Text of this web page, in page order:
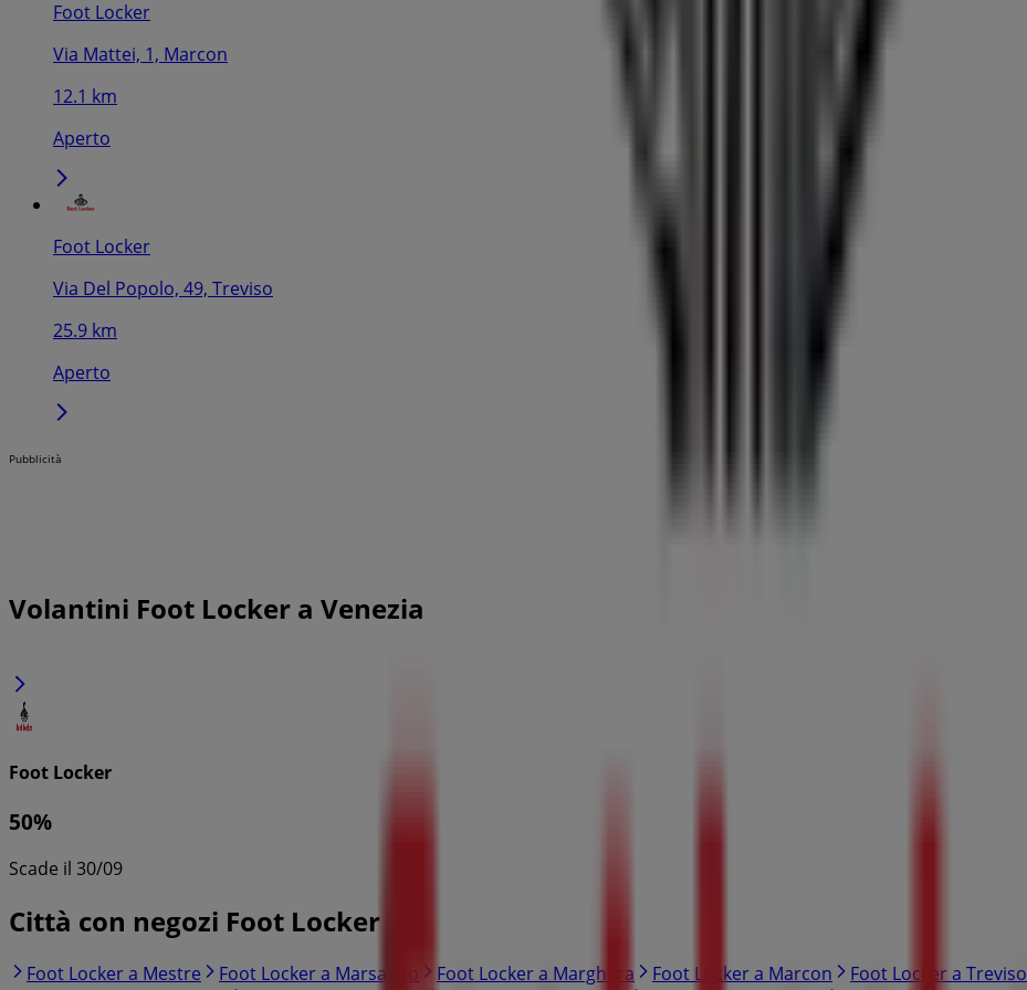
Foot Locker
Via Mattei, 1, Marcon
12.1 km
Aperto
Foot Locker
Via Del Popolo, 49, Treviso
25.9 km
Aperto
Pubblicità
Volantini Foot Locker a Venezia
Foot Locker
50%
Scade il 30/09
Città con negozi Foot Locker
Foot Locker a Mestre Foot Locker a Marsango Foot Locker a Marghera Foot Locker a Marcon Foot Locker a Treviso